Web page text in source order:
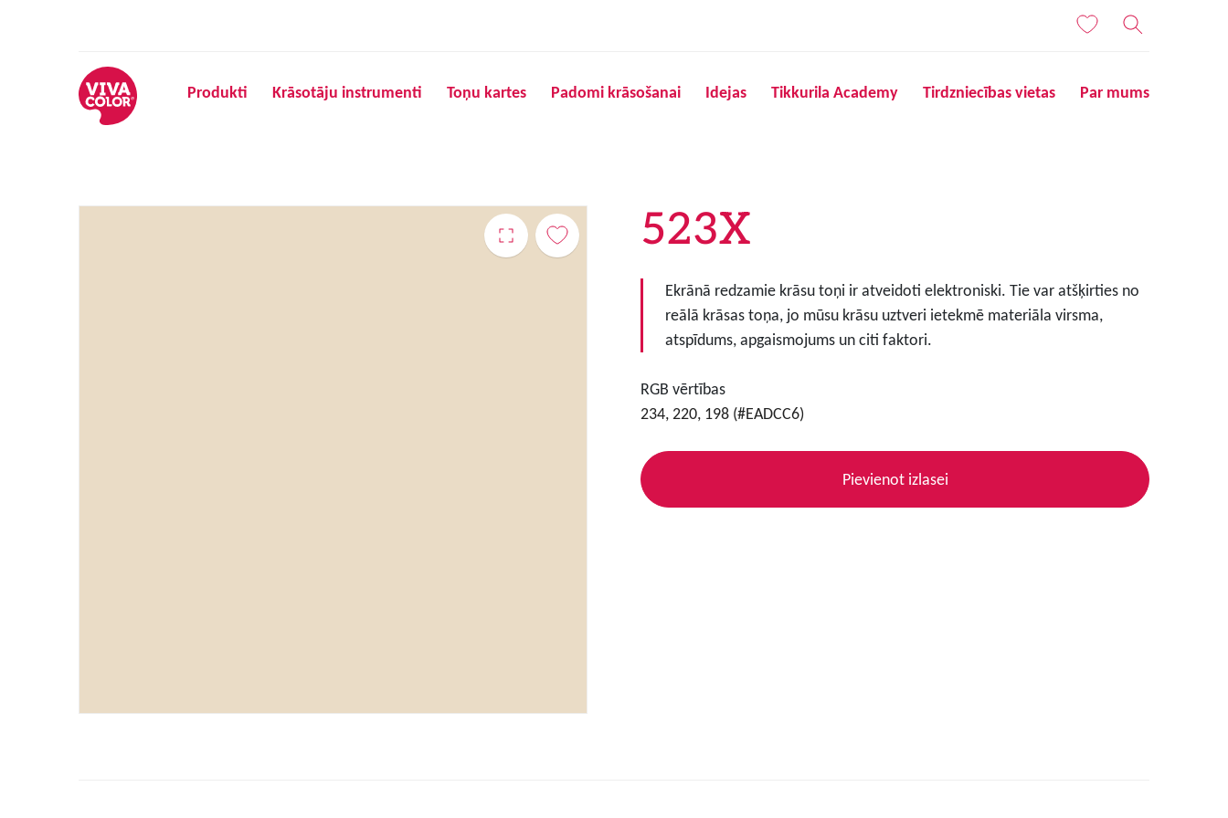
Produkti Krāsotāju instrumenti Toņu kartes Padomi krāsošanai Idejas Tikkurila Academy Tirdzniecības vietas Par mums
523X
Ekrānā redzamie krāsu toņi ir atveidoti elektroniski. Tie var atšķirties no
reālā krāsas toņa, jo mūsu krāsu uztveri ietekmē materiāla virsma,
atspīdums, apgaismojums un citi faktori.
RGB vērtības
234, 220, 198 (#EADCC6)
Pievienot izlasei